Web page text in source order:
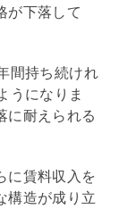
が下落して
間持ち続けれ
うになりま
に耐えられる
に賃料収入を
構造が成り立